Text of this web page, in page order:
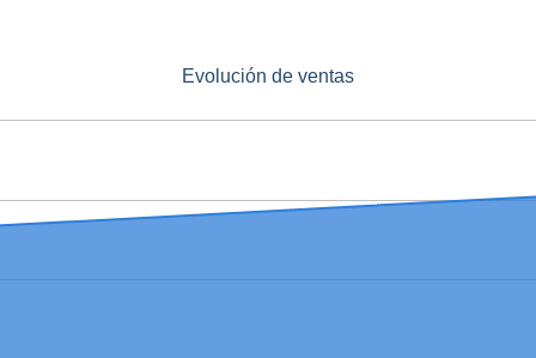
Evolución de ventas